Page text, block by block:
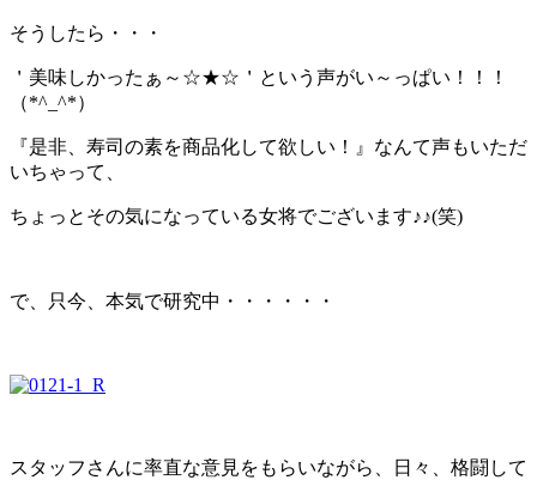
そうしたら・・・
＇美味しかったぁ～☆★☆＇という声がい～っぱい！！！
（*^_^*）
『是非、寿司の素を商品化して欲しい！』なんて声もいただ
いちゃって、
ちょっとその気になっている女将でございます♪♪(笑)
で、只今、本気で研究中・・・・・・
スタッフさんに率直な意見をもらいながら、日々、格闘して